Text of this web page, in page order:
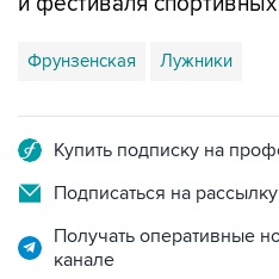
Фрунзенская Лужники
Купить подписку на
Подписаться на
Получать оперативные
канале